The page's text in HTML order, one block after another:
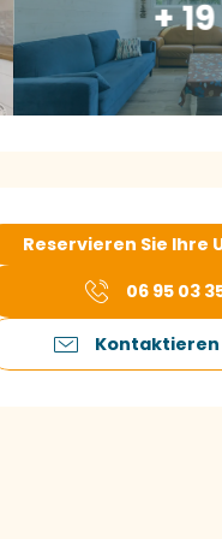
+ 19
Reservieren Sie Ihre
06 95 03
Kontaktieren